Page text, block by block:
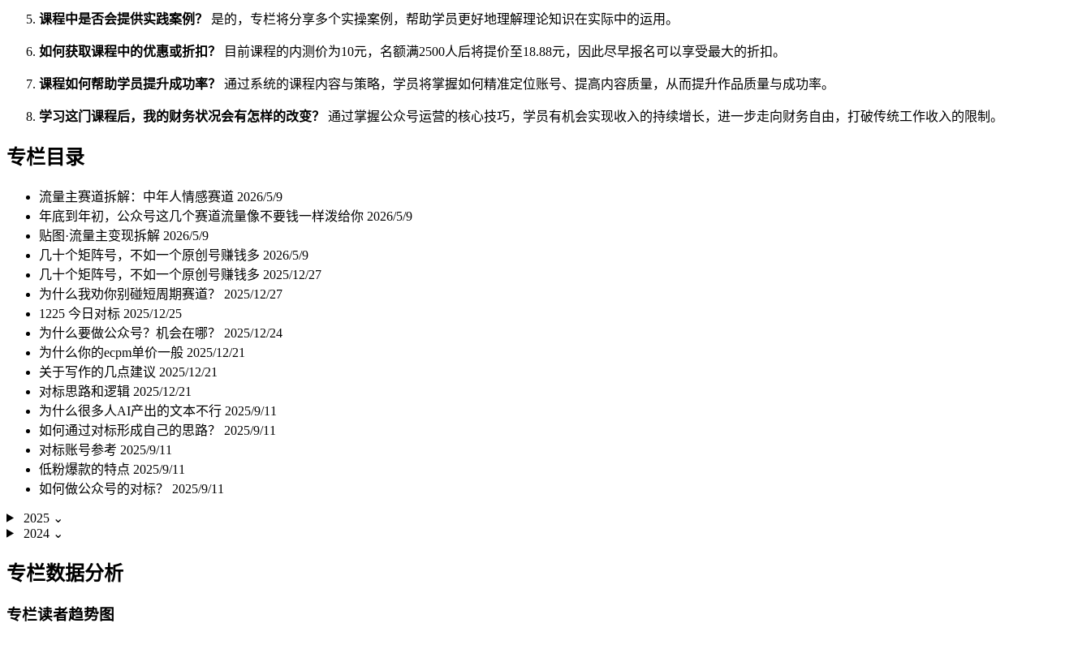
课程中是否会提供实践案例？ 是的，专栏将分享多个实操案例，帮助学员更好地理解理论知识在实际中的运用。
如何获取课程中的优惠或折扣？ 目前课程的内测价为10元，名额满2500人后将提价至18.88元，因此尽早报名可以享受最大的折扣。
课程如何帮助学员提升成功率？ 通过系统的课程内容与策略，学员将掌握如何精准定位账号、提高内容质量，从而提升作品质量与成功率。
学习这门课程后，我的财务状况会有怎样的改变？ 通过掌握公众号运营的核心技巧，学员有机会实现收入的持续增长，进一步走向财务自由，打破传统工作收入的限制。
专栏目录
流量主赛道拆解：中年人情感赛道 2026/5/9
年底到年初，公众号这几个赛道流量像不要钱一样泼给你 2026/5/9
贴图·流量主变现拆解 2026/5/9
几十个矩阵号，不如一个原创号赚钱多 2026/5/9
几十个矩阵号，不如一个原创号赚钱多 2025/12/27
为什么我劝你别碰短周期赛道？ 2025/12/27
1225 今日对标 2025/12/25
为什么要做公众号？机会在哪？ 2025/12/24
为什么你的ecpm单价一般 2025/12/21
关于写作的几点建议 2025/12/21
对标思路和逻辑 2025/12/21
为什么很多人AI产出的文本不行 2025/9/11
如何通过对标形成自己的思路？ 2025/9/11
对标账号参考 2025/9/11
低粉爆款的特点 2025/9/11
如何做公众号的对标？ 2025/9/11
2025 ⌄
2024 ⌄
专栏数据分析
专栏读者趋势图